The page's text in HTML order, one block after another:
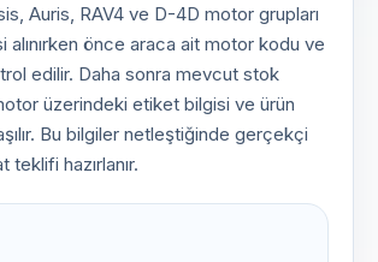
Auris, RAV4 ve D-4D motor grupları
alınırken önce araca ait motor kodu ve
edilir. Daha sonra mevcut stok
üzerindeki etiket bilgisi ve ürün
Bu bilgiler netleştiğinde gerçekçi
hazırlanır.